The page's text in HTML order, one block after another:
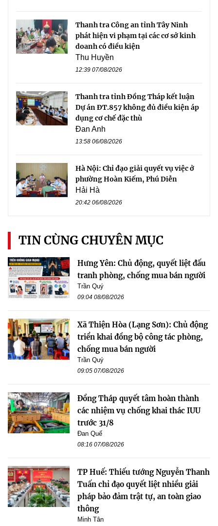
Thanh tra Công an tỉnh Tây Ninh
phát hiện vi phạm tại các cơ sở kinh
doanh có điều kiện
Thu Huyền
12:39 07/08/2026
Thanh tra tỉnh Đồng Tháp kết luận
Dự án ĐT.857 không đủ điều kiện áp
dụng cơ chế đặc thù
Đan Anh
13:58 06/08/2026
Hà Nội: Chỉ đạo giải quyết vụ việc ở
phường Hoàn Kiếm, Phú Diễn
Hải Hà
20:42 06/08/2026
TIN CÙNG CHUYÊN MỤC
Hưng Yên: Chủ động, quyết liệt đấu
tranh phòng, chống mua bán người
Trần Quý
09:04 08/08/2026
Xã Thiện Hòa (Lạng Sơn): Chủ động
triển khai đồng bộ công tác phòng,
chống mua bán người
Trần Quý
09:05 07/08/2026
Đồng Tháp quyết tâm hoàn thành
các nhiệm vụ chống khai thác IUU
trước 31/8
Đan Quế
08:16 07/08/2026
TP Huế: Thiếu tướng Nguyễn Thanh
Tuấn chỉ đạo quyết liệt nhiều giải
pháp bảo đảm trật tự, an toàn giao
thông
Minh Tân